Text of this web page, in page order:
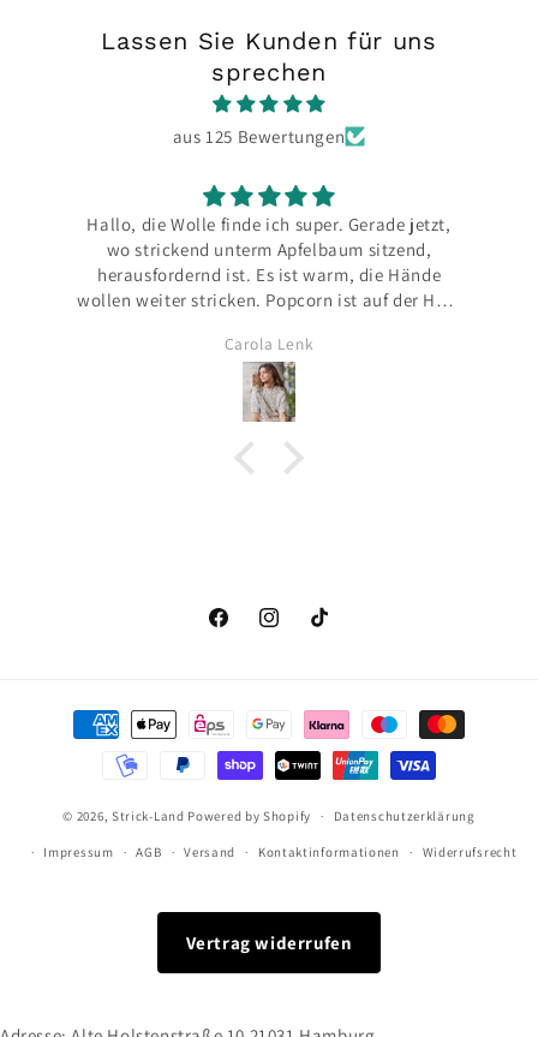
Lassen Sie Kunden für uns
sprechen
aus 125 Bewertungen
Hallo, die Wolle finde ich super. Gerade jetzt,
wo strickend unterm Apfelbaum sitzend,
herausfordernd ist. Es ist warm, die Hände
wollen weiter stricken. Popcorn ist auf der Hsut
auch. Bin auf den letzten Metern 😇
Carola Lenk
FacebookInstagramTikTok
Zahlungsmethoden
© 2026, Strick-Land Powered by Shopify Datenschutzerklärung
Impressum AGB Versand Kontaktinformationen Widerrufsrecht
Vertrag widerrufen